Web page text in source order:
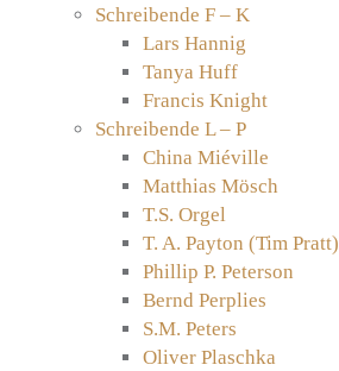
Schreibende F – K
Lars Hannig
Tanya Huff
Francis Knight
Schreibende L – P
China Miéville
Matthias Mösch
T.S. Orgel
T. A. Payton (Tim Pratt)
Phillip P. Peterson
Bernd Perplies
S.M. Peters
Oliver Plaschka